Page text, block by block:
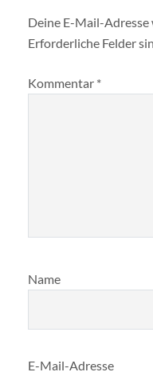
Deine E-Mail-
Erforderliche Felder
Kommentar *
Name
E-Mail-Adresse